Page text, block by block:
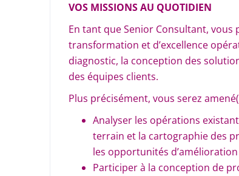
VOS MISSIONS AU QUOTIDIEN
En tant que Senior Consultant,
transformation et d’excellence
diagnostic, la conception des
des équipes clients.
Plus précisément, vous serez
Analyser les opérations
terrain et la cartographie des
les opportunités d’amélioration
Participer à la conception de